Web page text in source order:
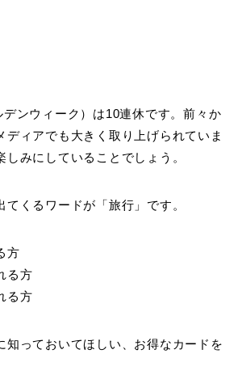
ンウィーク）は10連休です。前々か
ディアでも大きく取り上げられていま
しみにしていることでしょう。
くるワードが「旅行」です。
方
る方
る方
知っておいてほしい、お得なカードを